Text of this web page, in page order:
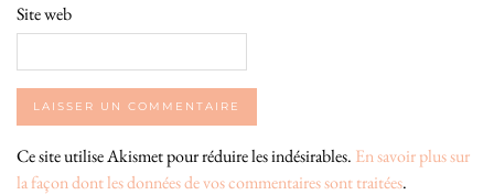
Site web
Ce site utilise Akismet pour réduire les indésirables. En savoir plus sur
la façon dont les données de vos commentaires sont traitées.